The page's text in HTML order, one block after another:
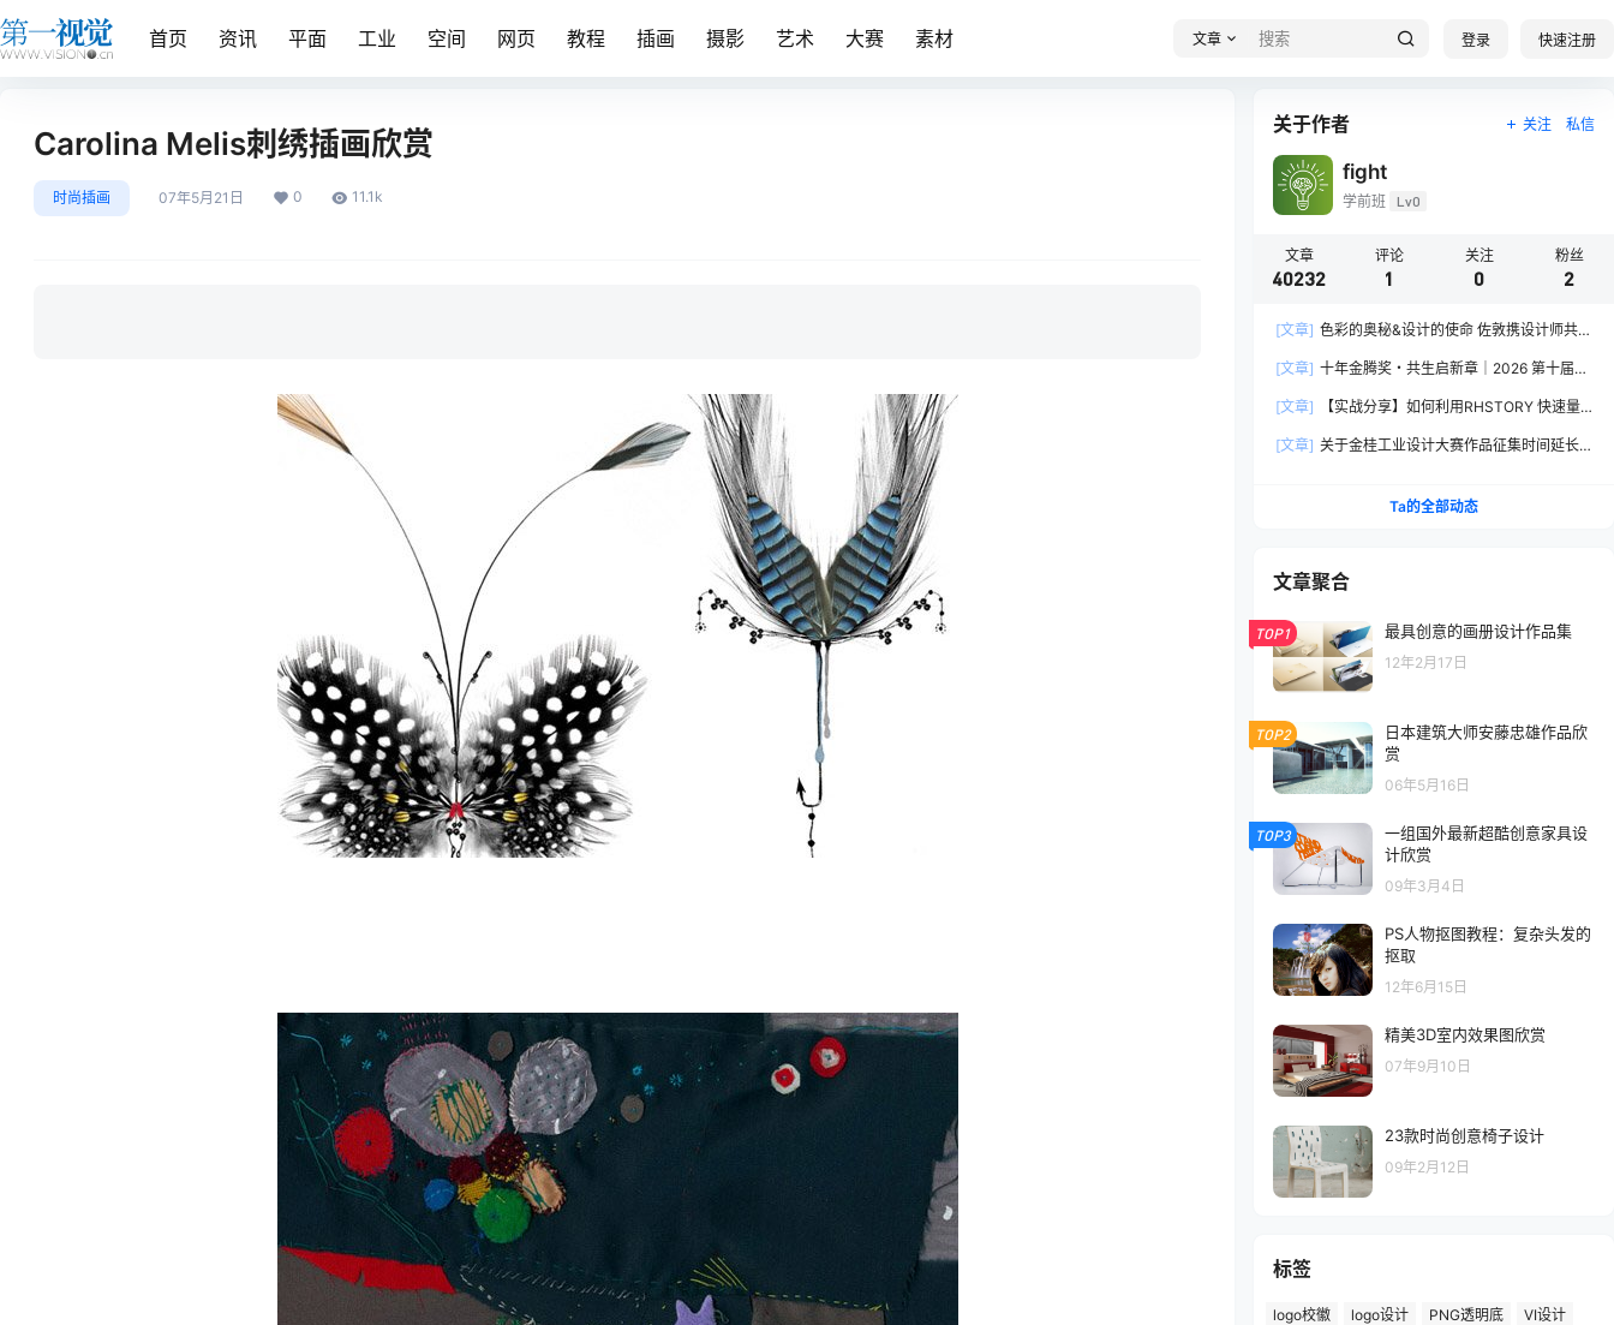
首页 资讯 平面 工业 空间 网页 教程 插画 摄影 艺术 大赛 素材 文章 登录 快速注册
Carolina Melis刺绣插画欣赏
时尚插画 07年5月21日 0 11.1k
关于作者 关注 私信
fight
学前班 Lv0
文章
40232
评论
1
关注
0
粉丝
2
[文章] 色彩的奥秘&设计的使命 佐敦携设计师共探
[文章] 十年金腾奖・共生启新章｜2026 第十届金
[文章]
【实战分享】如何利用RHSTORY 快速量
[文章] 关于金桂工业设计大赛作品征集时间延长
Ta的全部动态
文章聚合
TOP1 最具创意的画册设计作品集
12年2月17日
TOP2
日本建筑大师安藤忠雄作品欣
赏
06年5月16日
TOP3
一组国外最新超酷创意家具设
计欣赏
09年3月4日
PS人物抠图教程：复杂头发的
抠取
12年6月15日
精美3D室内效果图欣赏
07年9月10日
23款时尚创意椅子设计
09年2月12日
标签
logo校徽 logo设计 PNG透明底
VI设计